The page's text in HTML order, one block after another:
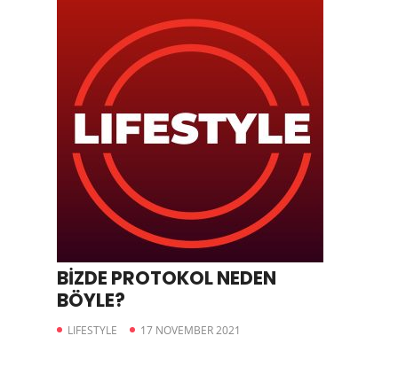
BİZDE PROTOKOL NEDEN
BÖYLE?
LIFESTYLE 17 NOVEMBER 2021